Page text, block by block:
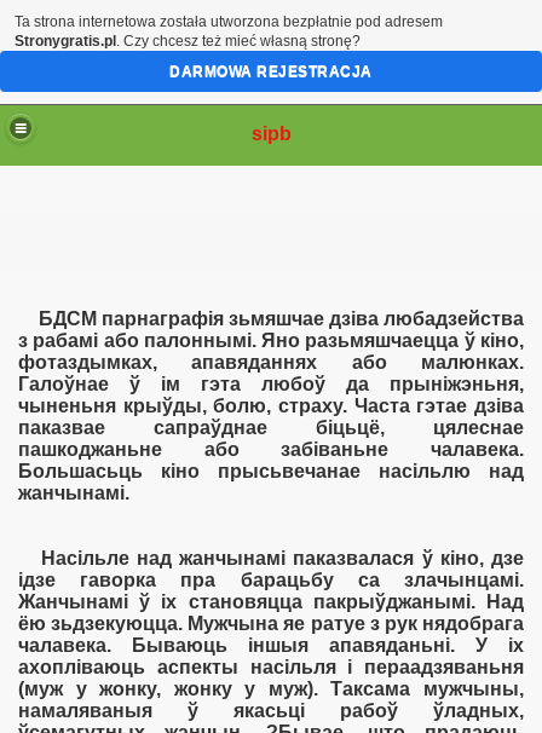
sipb
БДСМ парнаграфія зьмяшчае дзіва любадзейства
з рабамі або палоннымі. Яно разьмяшчаецца ў кіно,
фотаздымках, апавяданнях або малюнках.
Галоўнае ў ім гэта любоў да прыніжэньня,
чыненьня крыўды, болю, страху. Часта гэтае дзіва
паказвае сапраўднае біцьцё, цялеснае
пашкоджаньне або забіваньне чалавека.
Большасьць кіно прысьвечанае насільлю над
жанчынамі.
Насільле над жанчынамі паказвалася ў кіно, дзе
ідзе гаворка пра барацьбу са злачынцамі.
Жанчынамі ў іх становяцца пакрыўджанымі. Над
ёю зьдзекуюцца. Мужчына яе ратуе з рук нядобрага
чалавека. Бываюць іншыя апавяданьні. У іх
ахопліваюць аспекты насільля і пераадзяваньня
(муж у жонку, жонку у муж). Таксама мужчыны,
намаляваныя ў якасьці рабоў ўладных,
Ta strona internetowa została utworzona bezpłatnie pod adresem
Stronygratis.pl . Czy chcesz też mieć własną stronę?
DARMOWA REJESTRACJA